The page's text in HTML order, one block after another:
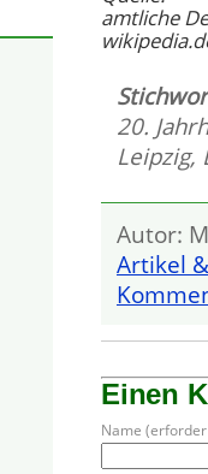
amtliche
20.
Leipzig,
Autor:
Artikel
Einen
Name